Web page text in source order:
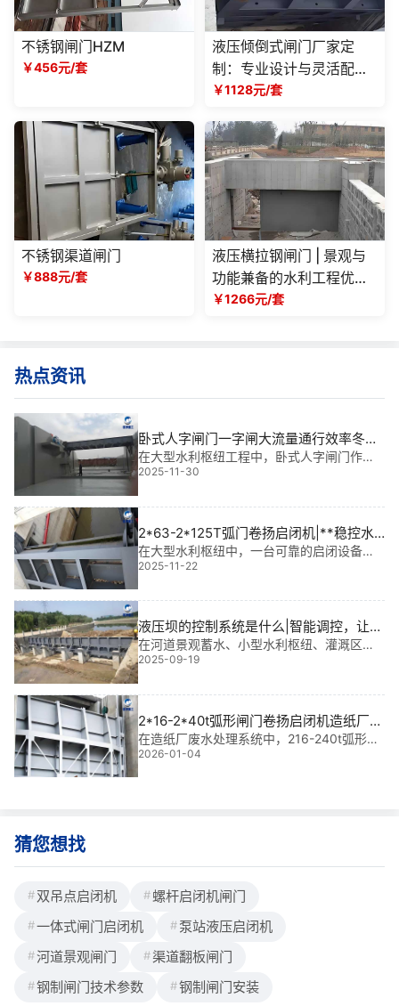
不锈钢闸门HZM
￥456元/套
液压倾倒式闸门厂家定
制：专业设计与灵活配置
的解决方案
￥1128元/套
不锈钢渠道闸门
￥888元/套
液压横拉钢闸门 | 景观与
功能兼备的水利工程优选
方案
￥1266元/套
热点资讯
卧式人字闸门一字闸大流量通行效率冬季
防冻维护指导|**稳控，寒冬无忧
在大型水利枢纽工程中，卧式人字闸门作为
关键泄流设施，其运行稳定性直接关系到汛
项目，深刻体会到：卧式人字闸门一字闸大
流量通行效率冬季防冻维护指导不仅是技术
要点，
2025-11-30
2*63-2*125T弧门卷扬启闭机|**稳控水
利命脉的“钢铁之手”
在大型水利枢纽中，一台可靠的启闭设备，
往往决定着整个工程的调度效率与运行安
深刻的是某大型调水工程中的263-2125T弧
门卷扬启闭机应用——它不仅是弧形闸门
2025-11-22
液压坝的控制系统是什么|智能调控，让水
随心动
在河道景观蓄水、小型水利枢纽、灌溉区挡
水与城市河道治理中，液压坝正成为现代水
利工程的“智慧之眼”。它不仅实现快速启闭、
**控水，更以智能控制系统为核心，赋予水
体管理前所未有的灵活性。我参与过多个大
2025-09-19
2*16-2*40t弧形闸门卷扬启闭机造纸厂废
水渠道电气接线原理图|智能联动·**控流
的工程心脏
在造纸厂废水处理系统中，216-240t弧形闸
门卷扬启闭机造纸厂废水渠道电气接线原理
图不仅是关键控制节点，更是保障排水安
2026-01-04
猜您想找
双吊点启闭机
螺杆启闭机闸门
一体式闸门启闭机
泵站液压启闭机
河道景观闸门
渠道翻板闸门
钢制闸门技术参数
钢制闸门安装